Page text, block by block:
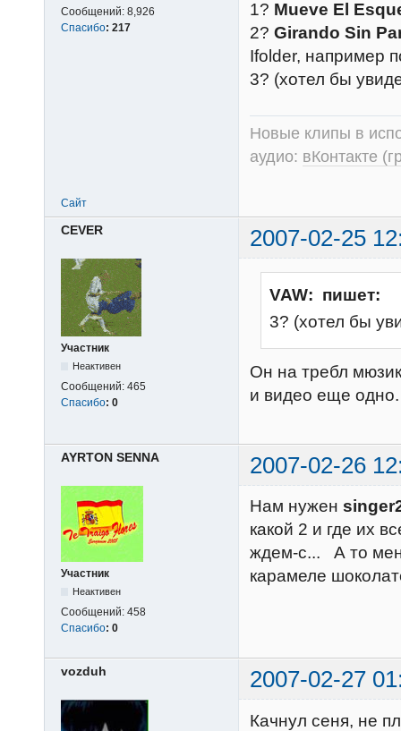
Сообщений: 8,926
Спасибо: 217
1? Mueve El
2? Girando Sin
Ifolder, например
3? (хотел бы
Новые клипы в
аудио: вКонтакте
Сайт
CEVER 2007-02-25
Участник
Неактивен
Сообщений: 465
Спасибо: 0
VAW: пишет:
3? (хотел бы
Он на требл
и видео еще одно.
AYRTON SENNA 2007-02-26
Участник
Неактивен
Сообщений: 458
Спасибо: 0
Нам нужен
какой 2 и где их
ждем-с... А то
карамеле
vozduh 2007-02-27
Качнул сеня, не